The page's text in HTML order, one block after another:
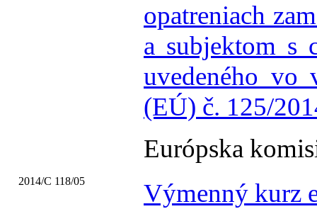
opatreniach
a subjektom s
uvedeného vo
(EÚ) č. 125/
Európska
2014/C 118/05
Výmenný kurz